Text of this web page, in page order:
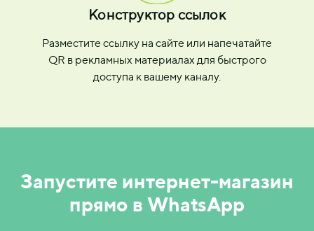
Конструктор ссылок
Разместите ссылку на сайте или напечатайте
QR в рекламных материалах для быстрого
доступа к вашему каналу.
Запустите интернет-магазин
прямо в WhatsApp